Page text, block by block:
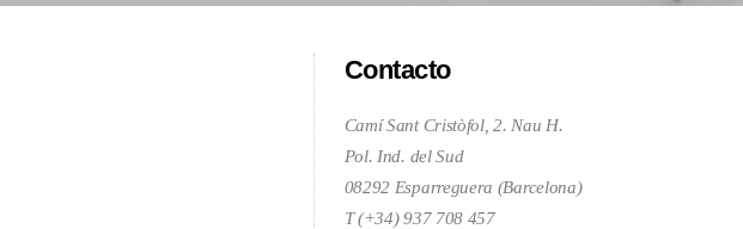
Contacto
Camí Sant Cristòfol, 2. Nau H.
Pol. Ind. del Sud
08292 Esparreguera (Barcelona)
T (+34) 937 708 457